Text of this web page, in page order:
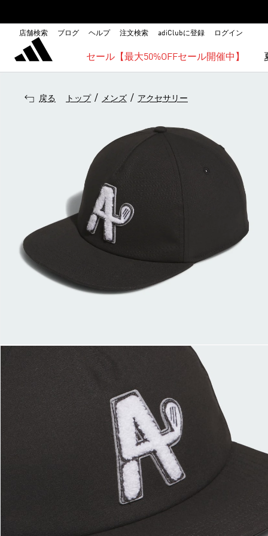
店舗検索 ブログ ヘルプ 注文検索 adiClubに登録 ログイン
セール【最大50%OFFセール開催中】
戻る トップ / メンズ / アクセサリー